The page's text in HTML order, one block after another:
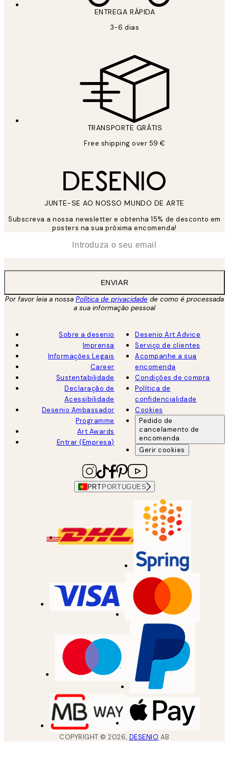
ENTREGA RÁPIDA
3-6 dias
TRANSPORTE GRÁTIS
Free shipping over 59 €
JUNTE-SE AO NOSSO MUNDO DE ARTE
Subscreva a nossa newsletter e obtenha 15% de desconto em
posters na sua próxima encomenda!
ENVIAR
Por favor leia a nossa Política de privacidade de como é processada
a sua informação pessoal
Sobre a desenio
Imprensa
Informações Legais
Career
Sustentabilidade
Declaração de
Acessibilidade
Desenio Ambassador
Programme
Art Awards
Entrar (Empresa)
Desenio Art Advice
Serviço de clientes
Acompanhe a sua
encomenda
Condições de compra
Política de
confidencialidade
Cookies
Pedido de
cancelamento de
encomenda
Gerir cookies
PRT PORTUGUES
COPYRIGHT ©2026, DESENIO AB